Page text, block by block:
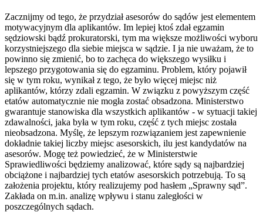
Zacznijmy od tego, że przydział asesorów do sądów jest elementem
motywacyjnym dla aplikantów. Im lepiej ktoś zdał egzamin
sędziowski bądź prokuratorski, tym ma większe możliwości wyboru
korzystniejszego dla siebie miejsca w sądzie. I ja nie uważam, że to
powinno się zmienić, bo to zachęca do większego wysiłku i
lepszego przygotowania się do egzaminu. Problem, który pojawił
się w tym roku, wynikał z tego, że było więcej miejsc niż
aplikantów, którzy zdali egzamin. W związku z powyższym część
etatów automatycznie nie mogła zostać obsadzona. Ministerstwo
gwarantuje stanowiska dla wszystkich aplikantów - w sytuacji takiej
zdawalności, jaka była w tym roku, część z tych miejsc została
nieobsadzona. Myślę, że lepszym rozwiązaniem jest zapewnienie
dokładnie takiej liczby miejsc asesorskich, ilu jest kandydatów na
asesorów. Mogę też powiedzieć, że w Ministerstwie
Sprawiedliwości będziemy analizować, które sądy są najbardziej
obciążone i najbardziej tych etatów asesorskich potrzebują. To są
założenia projektu, który realizujemy pod hasłem „Sprawny sąd”.
Zakłada on m.in. analizę wpływu i stanu zaległości w
poszczególnych sądach.